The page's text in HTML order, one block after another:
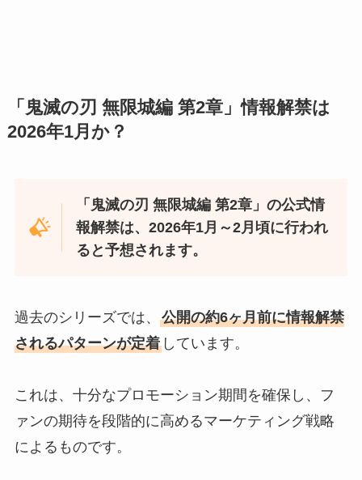
「鬼滅の刃 無限城編 第2章」情報解禁は
2026年1月か？
「鬼滅の刃 無限城編 第2章」の公式情
報解禁は、2026年1月～2月頃に行われ
ると予想されます。
過去のシリーズでは、 公開の約6ヶ月前に情報解禁
されるパターンが定着しています。
これは、十分なプロモーション期間を確保し、フ
ァンの期待を段階的に高めるマーケティング戦略
によるものです。